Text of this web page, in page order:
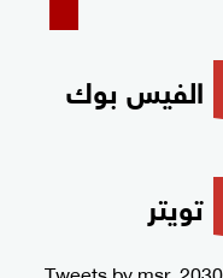
الفيس بوك
تويتر